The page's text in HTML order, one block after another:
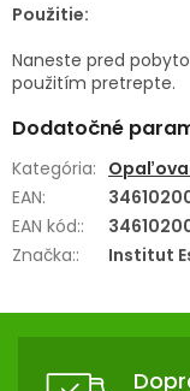
Použitie:
Naneste pred
použitím pretrepte.
Dodatočné
Kategória:
EAN:
EAN kód::
Značka:: Institut
Z